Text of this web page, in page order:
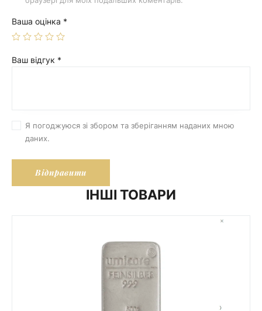
Ваша оцінка *
Ваш відгук *
Я погоджуюся зі збором та зберіганням наданих мною
даних.
ІНШІ ТОВАРИ